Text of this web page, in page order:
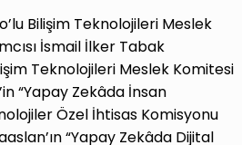
Bilişim Teknolojileri Meslek
İsmail İlker Tabak
Teknolojileri Meslek Komitesi
“Yapay Zekâda İnsan
Özel İhtisas Komisyonu
“Yapay Zekâda Dijital